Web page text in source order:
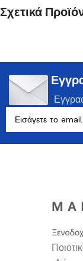
Σχετικά